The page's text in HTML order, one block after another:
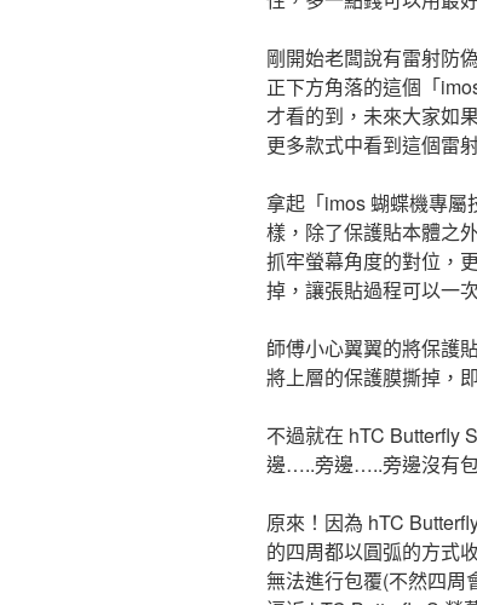
剛開始老闆說有雷射防
正下方角落的這個「
才看的到，未來大家如
更多款式中看到這個雷
拿起「imos 蝴蝶機專屬
樣，除了保護貼本體之
抓牢螢幕角度的對位，
掉，讓張貼過程可以一
師傅小心翼翼的將保護
將上層的保護膜撕掉，
不過就在 hTC Butterfly
邊…..旁邊…..旁邊沒有
原來！因為 hTC
的四周都以圓弧的方式
無法進行包覆(不然四周